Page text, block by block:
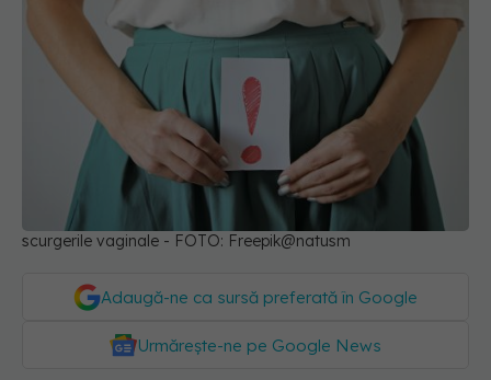
scurgerile vaginale - FOTO: Freepik@natusm
Adaugă-ne ca sursă preferată în Google
Urmărește-ne pe Google News